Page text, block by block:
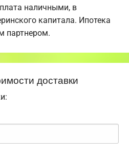
наличными, в
капитала. Ипотека
партнером.
доставки